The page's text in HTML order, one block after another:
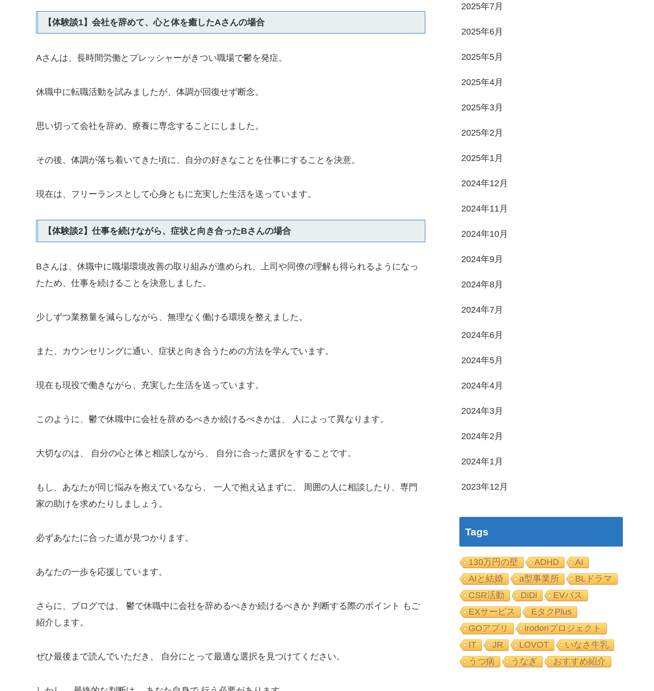
【体験談1】会社を辞めて、心と体を癒したAさんの場合
Aさんは、長時間労働とプレッシャーがきつい職場で鬱を発症。
休職中に転職活動を試みましたが、体調が回復せず断念。
思い切って会社を辞め、療養に専念することにしました。
その後、体調が落ち着いてきた頃に、自分の好きなことを仕事にすることを決意。
現在は、フリーランスとして心身ともに充実した生活を送っています。
【体験談2】仕事を続けながら、症状と向き合ったBさんの場合
Bさんは、休職中に職場環境改善の取り組みが進められ、上司や同僚の理解も得られるようになっ
たため、仕事を続けることを決意しました。
少しずつ業務量を減らしながら、無理なく働ける環境を整えました。
また、カウンセリングに通い、症状と向き合うための方法を学んでいます。
現在も現役で働きながら、充実した生活を送っています。
このように、鬱で休職中に会社を辞めるべきか続けるべきかは、 人によって異なります。
大切なのは、 自分の心と体と相談しながら、 自分に合った選択をすることです。
もし、あなたが同じ悩みを抱えているなら、 一人で抱え込まずに、 周囲の人に相談したり、専門
家の助けを求めたりしましょう。
必ずあなたに合った道が見つかります。
あなたの一歩を応援しています。
さらに、ブログでは、 鬱で休職中に会社を辞めるべきか続けるべきか 判断する際のポイント もご
紹介します。
ぜひ最後まで読んでいただき、 自分にとって最適な選択を見つけてください。
2025年7月
2025年6月
2025年5月
2025年4月
2025年3月
2025年2月
2025年1月
2024年12月
2024年11月
2024年10月
2024年9月
2024年8月
2024年7月
2024年6月
2024年5月
2024年4月
2024年3月
2024年2月
2024年1月
2023年12月
Tags
130万円の壁 ADHD
AI
AIと結婚
a型事業所
BLドラマ
CSR活動
DiDi
EVバス
EXサービス
EタクPlus
GOアプリ
irodoriプロジェクト
IT
JR LOVOT
いなさ牛乳
うつ病
うなぎ おすすめ紹介